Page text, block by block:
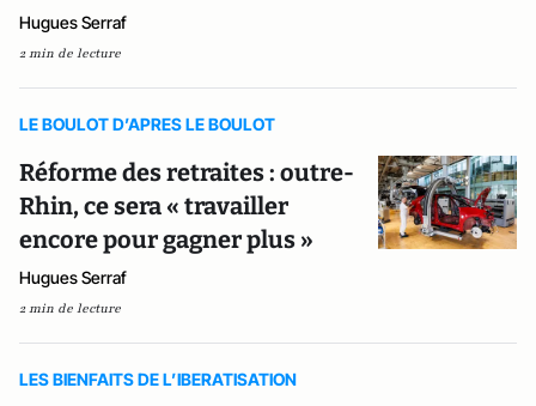
Hugues Serraf
2 min de lecture
LE BOULOT D’APRES LE BOULOT
Réforme des retraites : outre-
Rhin, ce sera « travailler
encore pour gagner plus »
Hugues Serraf
2 min de lecture
LES BIENFAITS DE L’IBERATISATION